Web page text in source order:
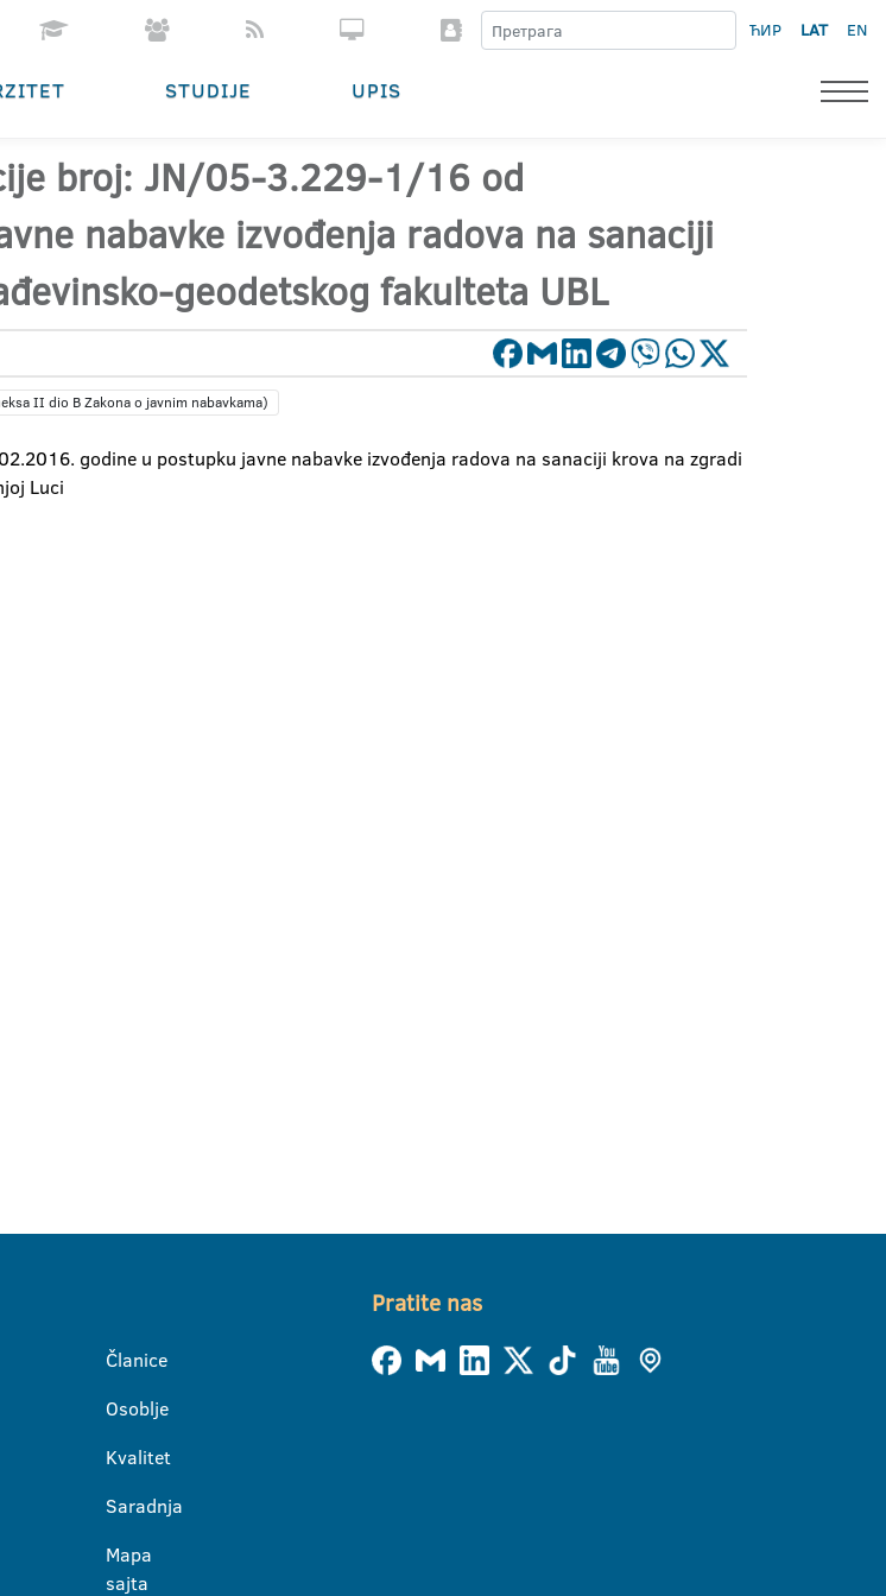
ЋИР LAT EN
STUDIJE UPIS
broj: JN/05-3.229-1/16 od
nabavke izvođenja radova na sanaciji
geodetskog fakulteta UBL
II dio B Zakona o javnim nabavkama)
godine u postupku javne nabavke izvođenja radova na sanaciji krova na zgradi
Luci
Članice
Osoblje
Kvalitet
Saradnja
Mapa
sajta
Pratite nas